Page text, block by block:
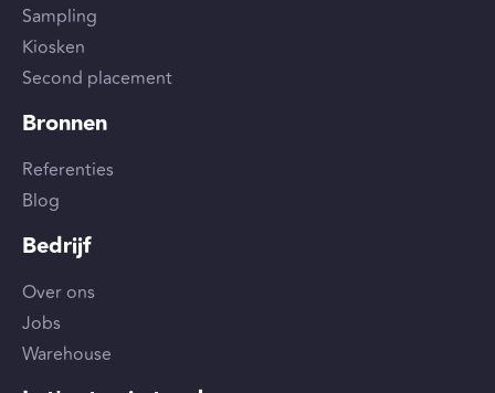
Sampling
Kiosken
Second placement
Bronnen
Referenties
Blog
Bedrijf
Over ons
Jobs
Warehouse